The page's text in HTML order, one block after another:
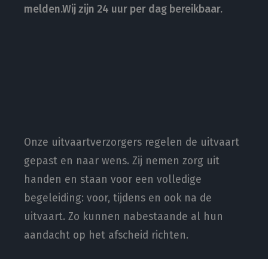
melden.Wij zijn 24 uur per dag bereikbaar.
Onze uitvaartverzorgers regelen de uitvaart
gepast en naar wens. Zij nemen zorg uit
handen en staan voor een volledige
begeleiding: voor, tijdens en ook na de
uitvaart. Zo kunnen nabestaande al hun
aandacht op het afscheid richten.